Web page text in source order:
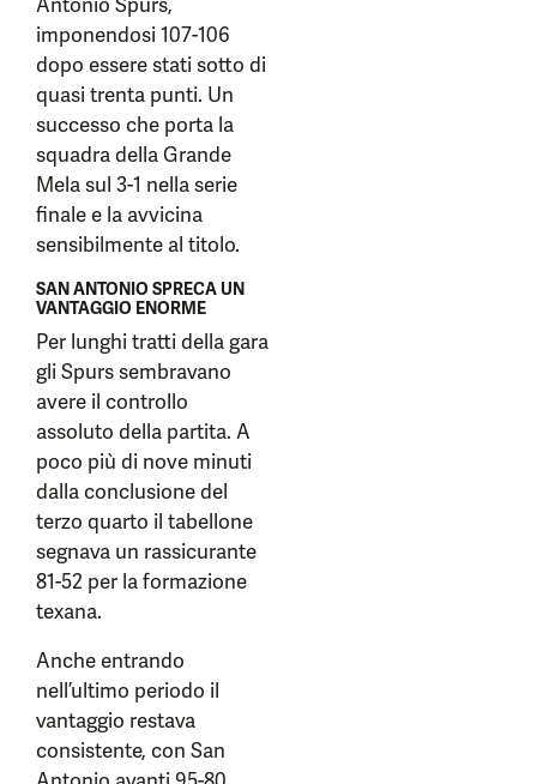
imponendosi 107-106
dopo essere stati sotto di
quasi trenta punti. Un
successo che porta la
squadra della Grande
Mela sul 3-1 nella serie
finale e la avvicina
sensibilmente al titolo.
SAN ANTONIO SPRECA UN
VANTAGGIO ENORME
Per lunghi tratti della gara
gli Spurs sembravano
avere il controllo
assoluto della partita. A
poco più di nove minuti
dalla conclusione del
terzo quarto il tabellone
segnava un rassicurante
81-52 per la formazione
texana.
Anche entrando
nell’ultimo periodo il
vantaggio restava
consistente, con San